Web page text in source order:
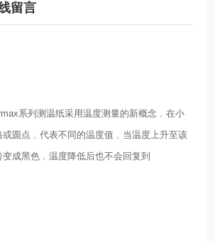
留言
系列测温纸采用温度测量的新概念﹐在小
圆点﹐代表不同的温度值﹐当温度上升至该
成黑色﹐温度降低后也不会回复到